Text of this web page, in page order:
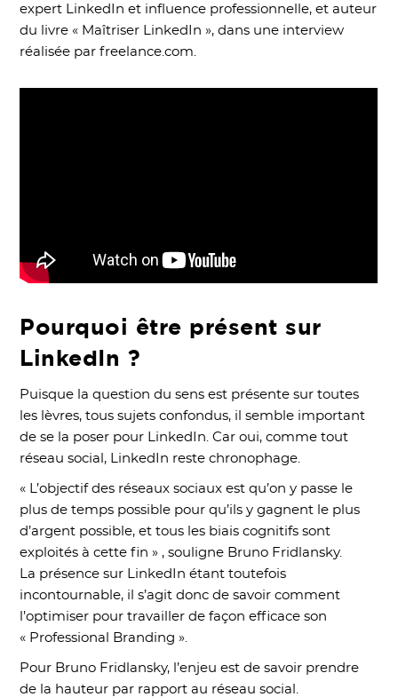
expert LinkedIn et influence professionnelle, et auteur
du livre « Maîtriser LinkedIn », dans une interview
réalisée par freelance.com.
Pourquoi être présent sur
LinkedIn ?
Puisque la question du sens est présente sur toutes
les lèvres, tous sujets confondus, il semble important
de se la poser pour LinkedIn. Car oui, comme tout
réseau social, LinkedIn reste chronophage.
« L’objectif des réseaux sociaux est qu’on y passe le
plus de temps possible pour qu’ils y gagnent le plus
d’argent possible, et tous les biais cognitifs sont
exploités à cette fin » , souligne Bruno Fridlansky.
La présence sur LinkedIn étant toutefois
incontournable, il s’agit donc de savoir comment
l’optimiser pour travailler de façon efficace son
« Professional Branding ».
Pour Bruno Fridlansky, l’enjeu est de savoir prendre
de la hauteur par rapport au réseau social.